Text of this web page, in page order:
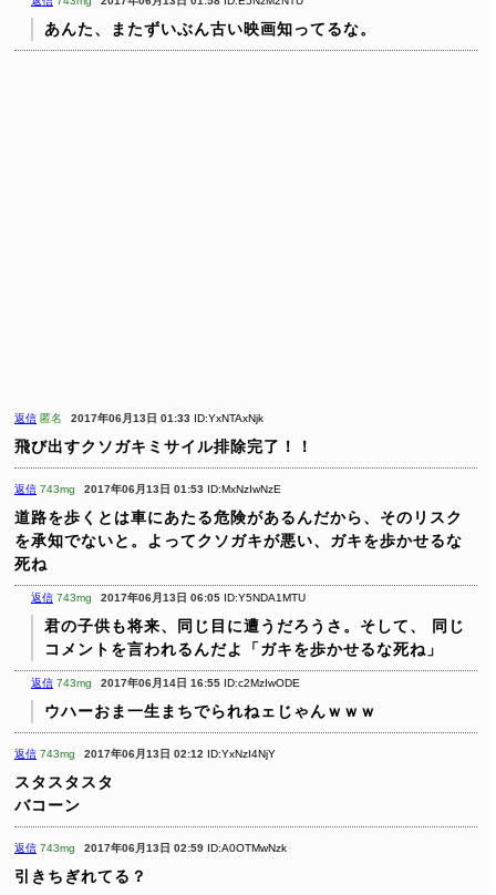
あんた、またずいぶん古い映画知ってるな。
返信 匿名 2017年06月13日 01:33 ID:YxNTAxNjk
飛び出すクソガキミサイル排除完了！！
返信 743mg 2017年06月13日 01:53 ID:MxNzIwNzE
道路を歩くとは車にあたる危険があるんだから、そのリスク
を承知でないと。よってクソガキが悪い、ガキを歩かせるな
死ね
返信 743mg 2017年06月13日 06:05 ID:Y5NDA1MTU
君の子供も将来、同じ目に遭うだろうさ。そして、
同じ
コメントを言われるんだよ「ガキを歩かせるな死ね」
返信 743mg 2017年06月14日 16:55 ID:c2MzIwODE
ウハーおま一生まちでられねェじゃんｗｗｗ
返信 743mg 2017年06月13日 02:12 ID:YxNzI4NjY
スタスタスタ
バコーン
返信 743mg 2017年06月13日 02:59 ID:A0OTMwNzk
引きちぎれてる？